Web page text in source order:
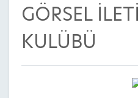
GÖRSEL
KULÜBÜ